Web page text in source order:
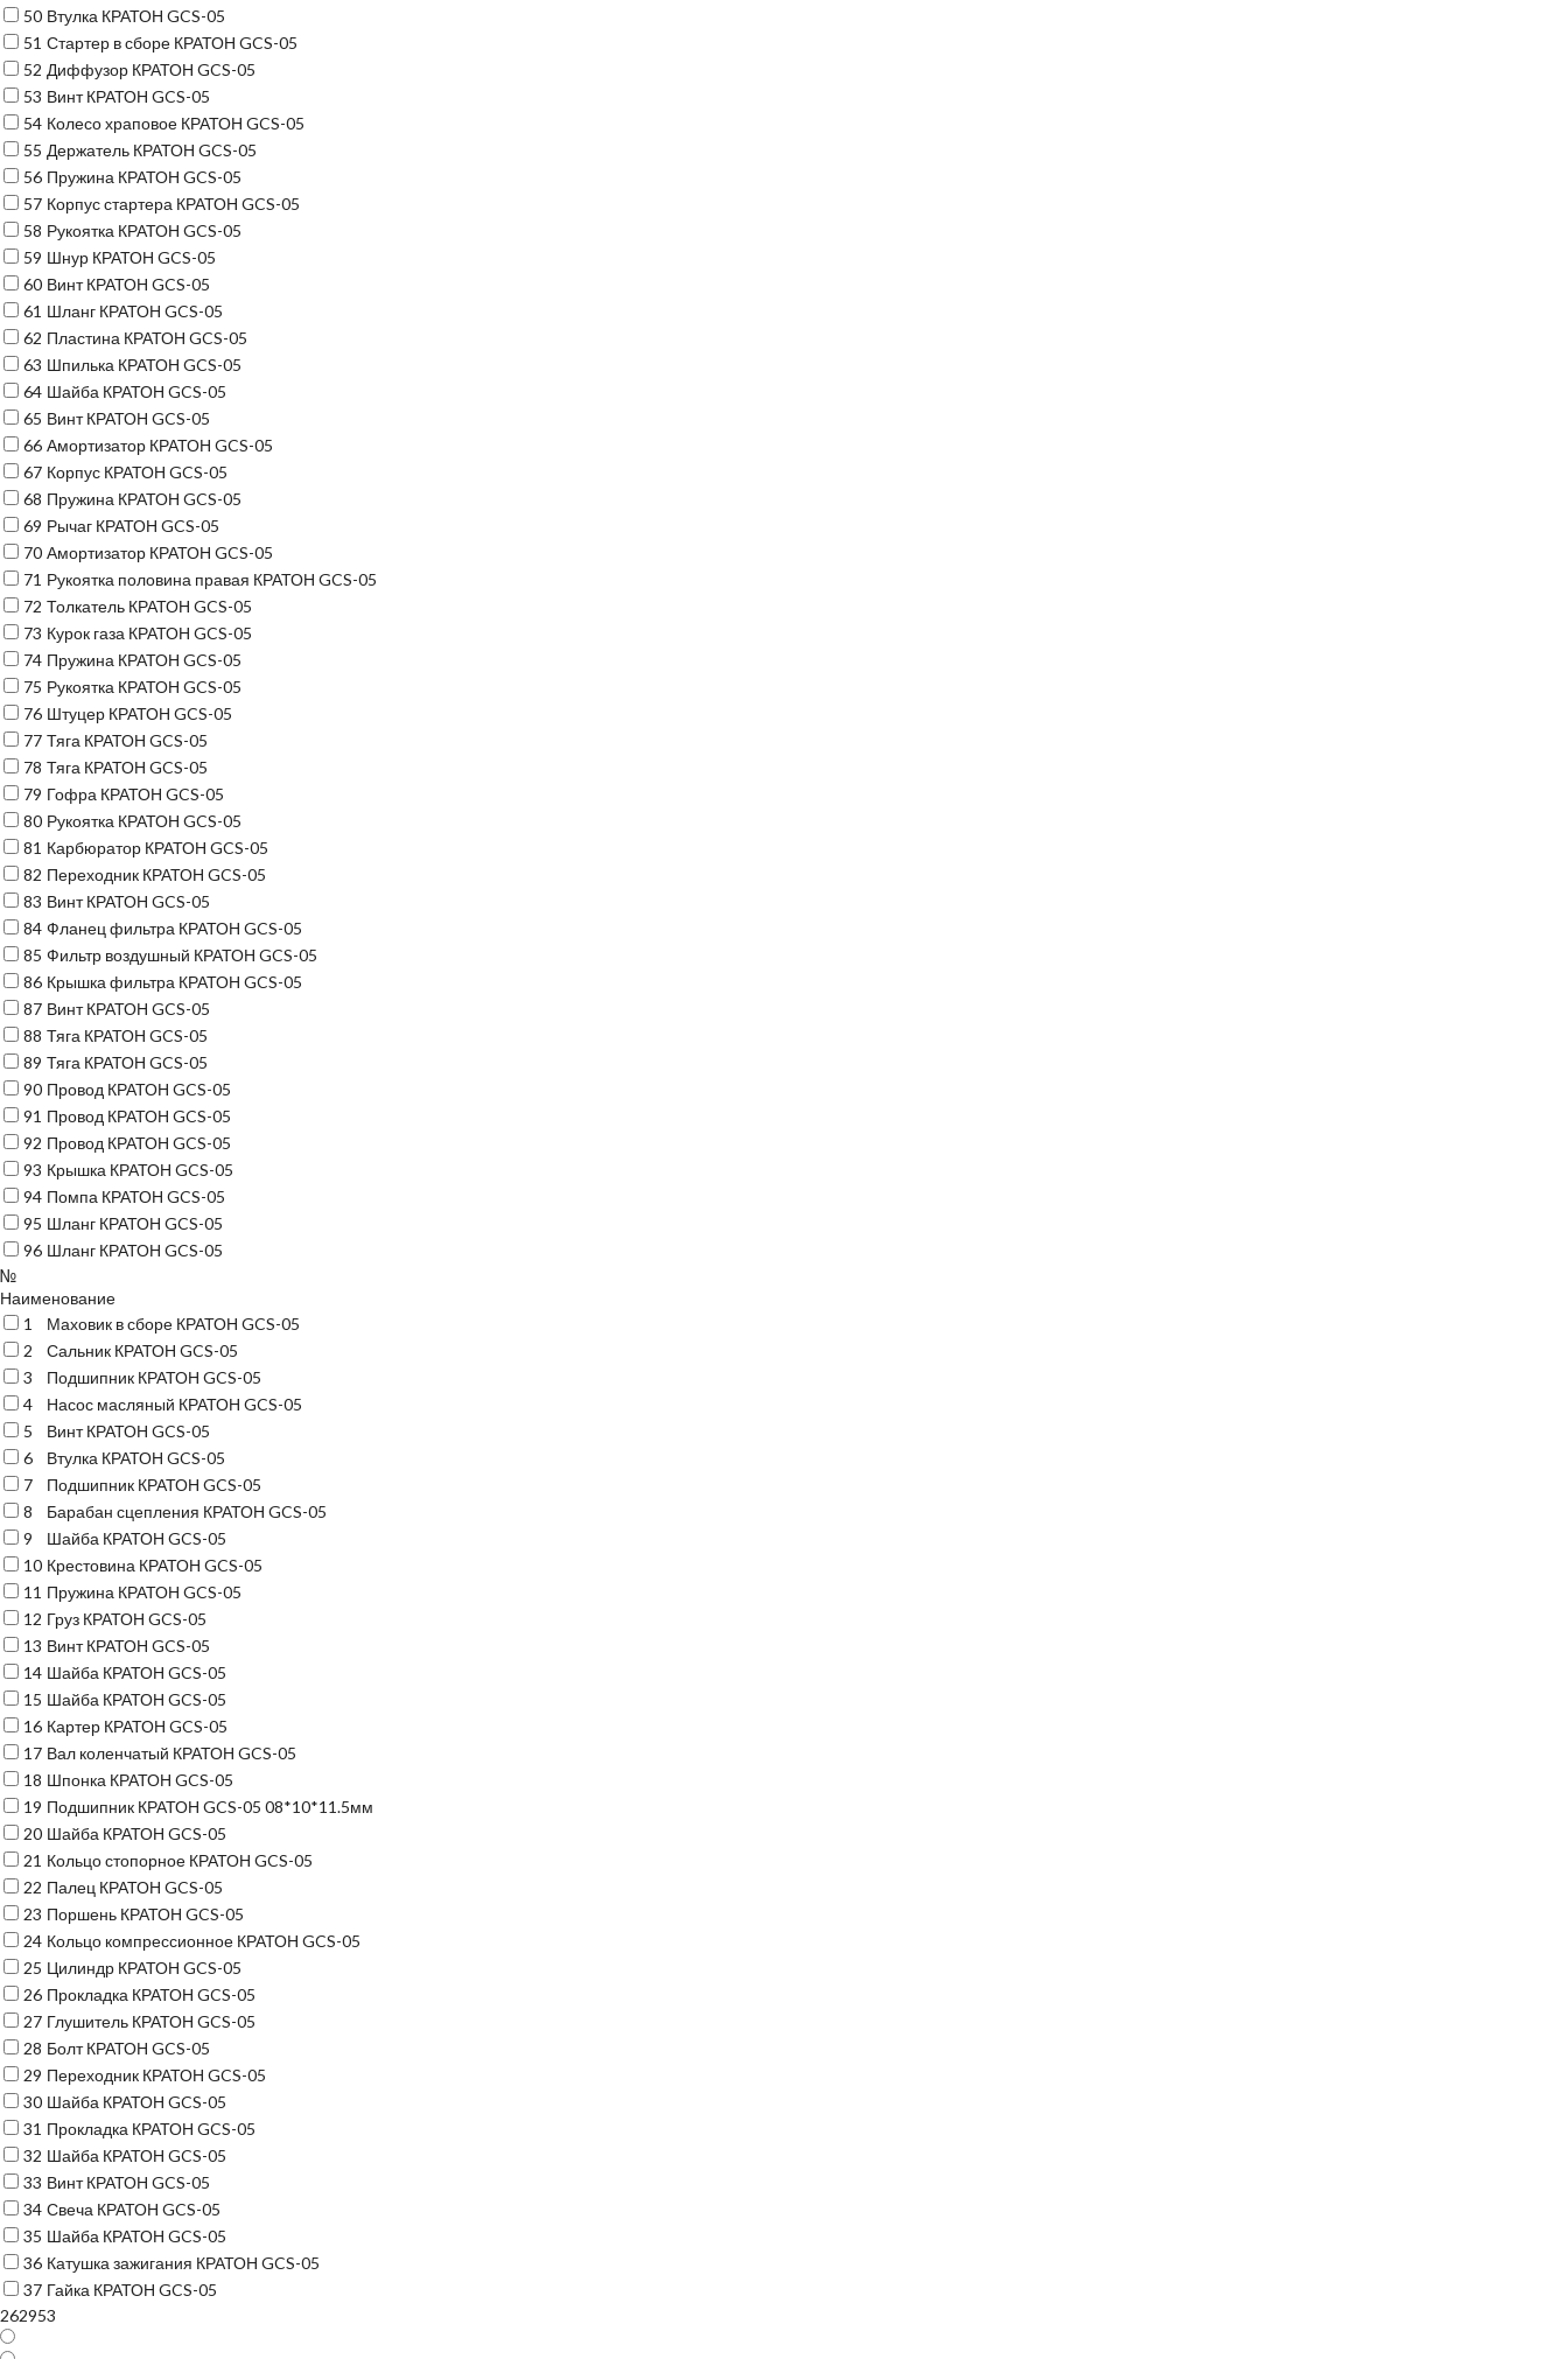
50 Втулка КРАТОН GCS-05
51 Стартер в сборе КРАТОН GCS-05
52 Диффузор КРАТОН GCS-05
53 Винт КРАТОН GCS-05
54 Колесо храповое КРАТОН GCS-05
55 Держатель КРАТОН GCS-05
56 Пружина КРАТОН GCS-05
57 Корпус стартера КРАТОН GCS-05
58 Рукоятка КРАТОН GCS-05
59 Шнур КРАТОН GCS-05
60 Винт КРАТОН GCS-05
61 Шланг КРАТОН GCS-05
62 Пластина КРАТОН GCS-05
63 Шпилька КРАТОН GCS-05
64 Шайба КРАТОН GCS-05
65 Винт КРАТОН GCS-05
66 Амортизатор КРАТОН GCS-05
67 Корпус КРАТОН GCS-05
68 Пружина КРАТОН GCS-05
69 Рычаг КРАТОН GCS-05
70 Амортизатор КРАТОН GCS-05
71 Рукоятка половина правая КРАТОН GCS-05
72 Толкатель КРАТОН GCS-05
73 Курок газа КРАТОН GCS-05
74 Пружина КРАТОН GCS-05
75 Рукоятка КРАТОН GCS-05
76 Штуцер КРАТОН GCS-05
77 Тяга КРАТОН GCS-05
78 Тяга КРАТОН GCS-05
79 Гофра КРАТОН GCS-05
80 Рукоятка КРАТОН GCS-05
81 Карбюратор КРАТОН GCS-05
82 Переходник КРАТОН GCS-05
83 Винт КРАТОН GCS-05
84 Фланец фильтра КРАТОН GCS-05
85 Фильтр воздушный КРАТОН GCS-05
86 Крышка фильтра КРАТОН GCS-05
87 Винт КРАТОН GCS-05
88 Тяга КРАТОН GCS-05
89 Тяга КРАТОН GCS-05
90 Провод КРАТОН GCS-05
91 Провод КРАТОН GCS-05
92 Провод КРАТОН GCS-05
93 Крышка КРАТОН GCS-05
94 Помпа КРАТОН GCS-05
95 Шланг КРАТОН GCS-05
96 Шланг КРАТОН GCS-05
№
Наименование
1
Маховик в сборе КРАТОН GCS-05
2
Сальник КРАТОН GCS-05
3
Подшипник КРАТОН GCS-05
4
Насос масляный КРАТОН GCS-05
5
Винт КРАТОН GCS-05
6
Втулка КРАТОН GCS-05
7
Подшипник КРАТОН GCS-05
8
Барабан сцепления КРАТОН GCS-05
9
Шайба КРАТОН GCS-05
10 Крестовина КРАТОН GCS-05
11 Пружина КРАТОН GCS-05
12 Груз КРАТОН GCS-05
13 Винт КРАТОН GCS-05
14 Шайба КРАТОН GCS-05
15 Шайба КРАТОН GCS-05
16 Картер КРАТОН GCS-05
17 Вал коленчатый КРАТОН GCS-05
18 Шпонка КРАТОН GCS-05
19 Подшипник КРАТОН GCS-05 08*10*11.5мм
20 Шайба КРАТОН GCS-05
21 Кольцо стопорное КРАТОН GCS-05
22 Палец КРАТОН GCS-05
23 Поршень КРАТОН GCS-05
24 Кольцо компрессионное КРАТОН GCS-05
25 Цилиндр КРАТОН GCS-05
26 Прокладка КРАТОН GCS-05
27 Глушитель КРАТОН GCS-05
28 Болт КРАТОН GCS-05
29 Переходник КРАТОН GCS-05
30 Шайба КРАТОН GCS-05
31 Прокладка КРАТОН GCS-05
32 Шайба КРАТОН GCS-05
33 Винт КРАТОН GCS-05
34 Свеча КРАТОН GCS-05
35 Шайба КРАТОН GCS-05
36 Катушка зажигания КРАТОН GCS-05
37 Гайка КРАТОН GCS-05
262953